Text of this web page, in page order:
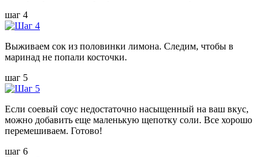
шаг 4
Выживаем сок из половинки лимона. Следим, чтобы в
маринад не попали косточки.
шаг 5
Если соевый соус недостаточно насыщенный на ваш вкус,
можно добавить еще маленькую щепотку соли. Все хорошо
перемешиваем. Готово!
шаг 6